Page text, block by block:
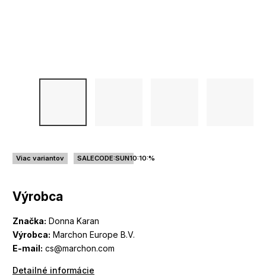
Výrobca
Značka: Donna Karan
Výrobca: Marchon Europe B.V.
E-mail: cs@marchon.com
Detailné informácie
Viac variantov SALECODE:SUN10:10:%